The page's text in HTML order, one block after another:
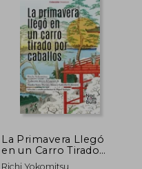
55%
dcto.
La Primavera Llegó
en un Carro Tirado
por Caballos
Richi Yokomitsu